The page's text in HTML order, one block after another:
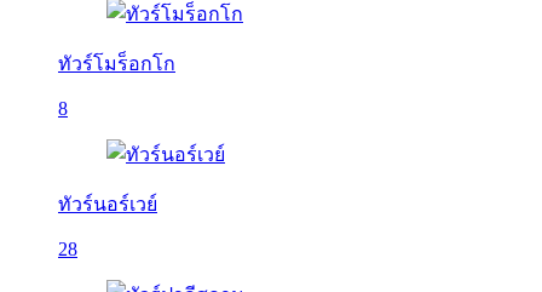
ทัวร์โมร็อกโก
8
ทัวร์นอร์เวย์
28